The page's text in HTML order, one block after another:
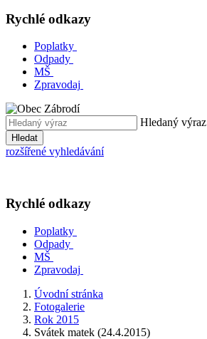
Rychlé odkazy
Poplatky
Odpady
MŠ
Zpravodaj
Hledaný výraz
Hledat
rozšířené vyhledávání
Rychlé odkazy
Poplatky
Odpady
MŠ
Zpravodaj
Úvodní stránka
Fotogalerie
Rok 2015
Svátek matek (24.4.2015)